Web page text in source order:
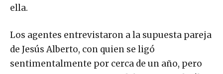
ella.
Los agentes entrevistaron a la supuesta pareja
de Jesús Alberto, con quien se ligó
sentimentalmente por cerca de un año, pero